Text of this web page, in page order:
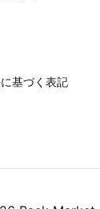
基づく表記